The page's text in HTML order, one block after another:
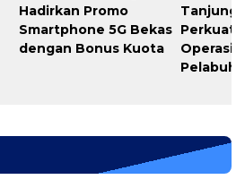
Hadirkan Promo
Smartphone 5G Bekas
dengan Bonus Kuota
Tanjung
Perkuat